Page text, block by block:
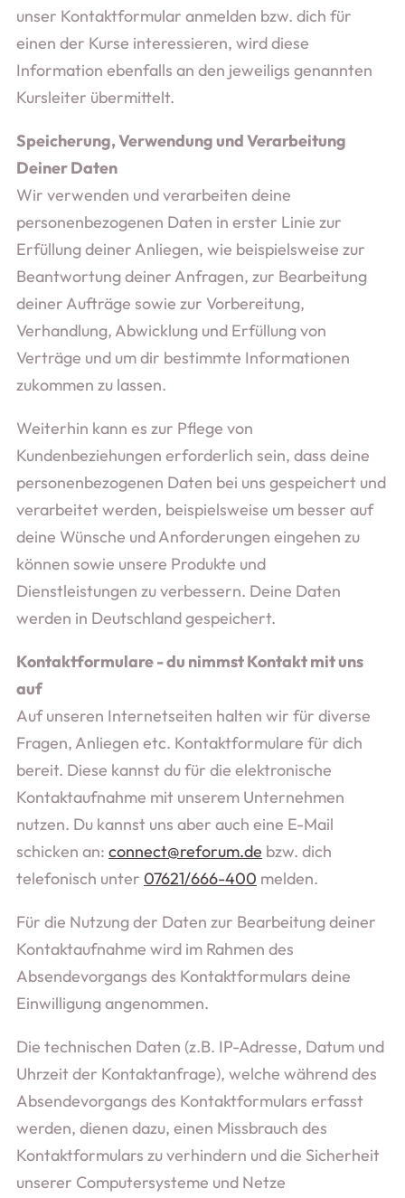
unser Kontaktformular anmelden bzw. dich für
einen der Kurse interessieren, wird diese
Information ebenfalls an den jeweiligs genannten
Kursleiter übermittelt.
Speicherung, Verwendung und Verarbeitung
Deiner Daten
Wir verwenden und verarbeiten deine
personenbezogenen Daten in erster Linie zur
Erfüllung deiner Anliegen, wie beispielsweise zur
Beantwortung deiner Anfragen, zur Bearbeitung
deiner Aufträge sowie zur Vorbereitung,
Verhandlung, Abwicklung und Erfüllung von
Verträge und um dir bestimmte Informationen
zukommen zu lassen.
Weiterhin kann es zur Pflege von
Kundenbeziehungen erforderlich sein, dass deine
personenbezogenen Daten bei uns gespeichert und
verarbeitet werden, beispielsweise um besser auf
deine Wünsche und Anforderungen eingehen zu
können sowie unsere Produkte und
Dienstleistungen zu verbessern. Deine Daten
werden in Deutschland gespeichert.
Kontaktformulare - du nimmst Kontakt mit uns
auf
Auf unseren Internetseiten halten wir für diverse
Fragen, Anliegen etc. Kontaktformulare für dich
bereit. Diese kannst du für die elektronische
Kontaktaufnahme mit unserem Unternehmen
nutzen. Du kannst uns aber auch eine E-Mail
schicken an: connect@reforum.de bzw. dich
telefonisch unter 07621/666-400 melden.
Für die Nutzung der Daten zur Bearbeitung deiner
Kontaktaufnahme wird im Rahmen des
Absendevorgangs des Kontaktformulars deine
Einwilligung angenommen.
Die technischen Daten (z.B. IP-Adresse, Datum und
Uhrzeit der Kontaktanfrage), welche während des
Absendevorgangs des Kontaktformulars erfasst
werden, dienen dazu, einen Missbrauch des
Kontaktformulars zu verhindern und die Sicherheit
unserer Computersysteme und Netze